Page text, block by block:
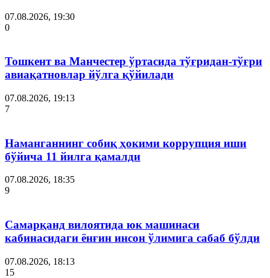
07.08.2026, 19:30
0
Тошкент ва Манчестер ўртасида тўғридан-тўғри
авиақатновлар йўлга қўйилади
07.08.2026, 19:13
7
Наманганнинг собиқ ҳокими коррупция иши
бўйича 11 йилга қамалди
07.08.2026, 18:35
9
Самарқанд вилоятида юк машинаси
кабинасидаги ёнғин инсон ўлимига сабаб бўлди
07.08.2026, 18:13
15